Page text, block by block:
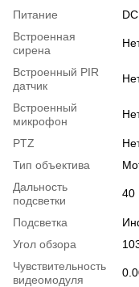
Питание
Встроенная
сирена
Встроенный PIR
датчик
Встроенный
микрофон
PTZ
Тип объектива
Дальность
подсветки
40
Подсветка
Угол обзора
Чувствительность
видеомодуля